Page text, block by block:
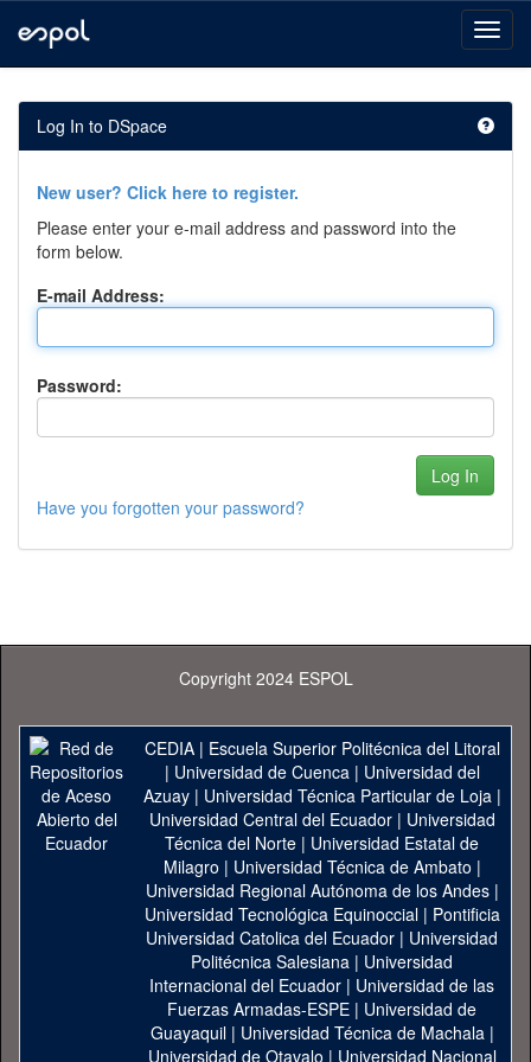
navigation
Log In to DSpace
New user? Click here to register.
Please enter your e-mail address and password into the
form below.
E-mail Address:
Password:
Have you forgotten your password?
Copyright 2024 ESPOL
CEDIA| Escuela Superior Politécnica del Litoral
| Universidad de Cuenca| Universidad del
Azuay| Universidad Técnica Particular de Loja|
Universidad Central del Ecuador| Universidad
Técnica del Norte | Universidad Estatal de
Milagro | Universidad Técnica de Ambato |
Universidad Regional Autónoma de los Andes|
Universidad Tecnológica Equinoccial| Pontificia
Universidad Catolica del Ecuador | Universidad
Politécnica Salesiana | Universidad
Internacional del Ecuador | Universidad de las
Fuerzas Armadas-ESPE | Universidad de
Guayaquil| Universidad Técnica de Machala|
Universidad de Otavalo | Universidad Nacional